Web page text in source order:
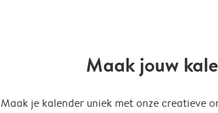
Maak jouw
Maak je kalender uniek met onze creatieve